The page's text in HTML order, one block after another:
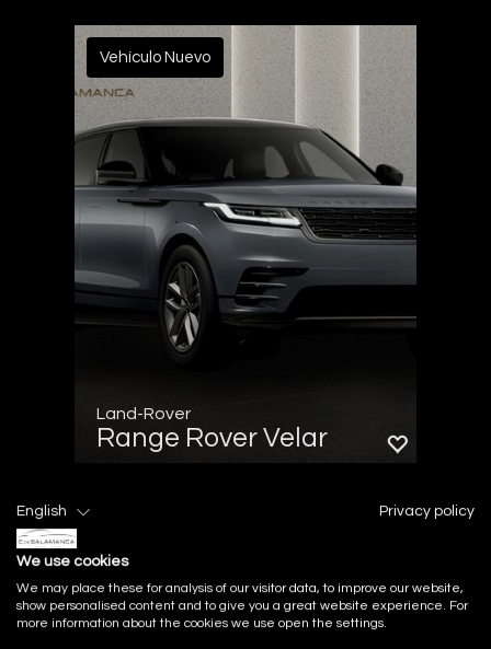
Vehículo Nuevo
Land-Rover
Range Rover Velar
English Privacy policy
We use cookies
We may place these for analysis of our visitor data, to improve our website,
show personalised content and to give you a great website experience. For
more information about the cookies we use open the settings.